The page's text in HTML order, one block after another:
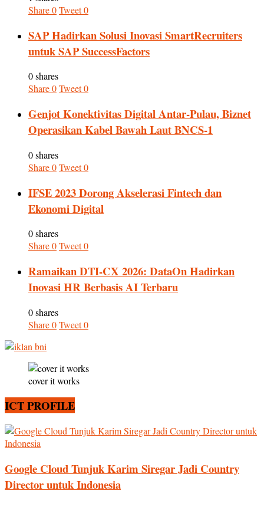
Share0Tweet0
SAP Hadirkan Solusi Inovasi SmartRecruiters
untuk SAP SuccessFactors
0 shares
Share0Tweet0
Genjot Konektivitas Digital Antar-Pulau, Biznet
Operasikan Kabel Bawah Laut BNCS-1
0 shares
Share0Tweet0
IFSE 2023 Dorong Akselerasi Fintech dan
Ekonomi Digital
0 shares
Share0Tweet0
Ramaikan DTI-CX 2026: DataOn Hadirkan
Inovasi HR Berbasis AI Terbaru
0 shares
Share0Tweet0
cover it works
ICT PROFILE
Google Cloud Tunjuk Karim Siregar Jadi Country
Director untuk Indonesia